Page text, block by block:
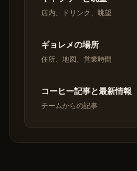
店内、ドリンク、眺望
ギョレメの場所
住所、地図、営業時間
コーヒー記事と最新情報
チームからの記事